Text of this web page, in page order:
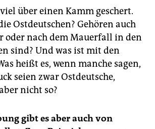
über einen Kamm geschert.
Ostdeutschen? Gehören auch
oder nach dem Mauerfall in den
sind? Und was ist mit den
heißt es, wenn manche sagen,
seien zwar Ostdeutsche,
nicht so?
gibt es aber auch von